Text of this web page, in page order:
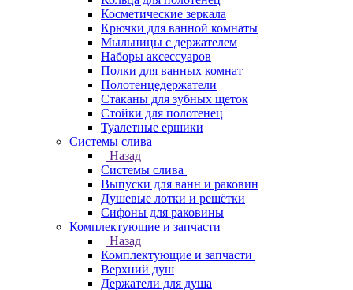
Косметические зеркала
Крючки для ванной комнаты
Мыльницы с держателем
Наборы аксессуаров
Полки для ванных комнат
Полотенцедержатели
Стаканы для зубных щеток
Стойки для полотенец
Туалетные ершики
Системы слива
Назад
Системы слива
Выпуски для ванн и раковин
Душевые лотки и решётки
Сифоны для раковины
Комплектующие и запчасти
Назад
Комплектующие и запчасти
Верхний душ
Держатели для душа